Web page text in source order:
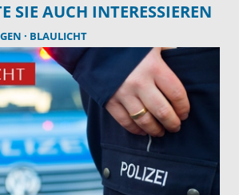
SIE AUCH INTERESSIEREN
BLAULICHT